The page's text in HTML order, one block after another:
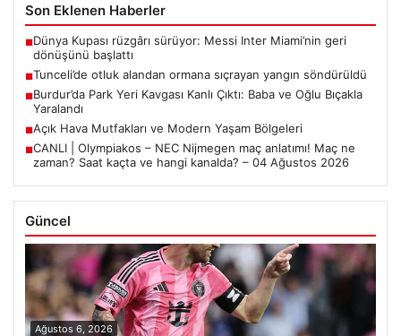
Son Eklenen Haberler
■Dünya Kupası rüzgârı sürüyor: Messi Inter Miami’nin geri
dönüşünü başlattı
■Tunceli’de otluk alandan ormana sıçrayan yangın söndürüldü
■Burdur’da Park Yeri Kavgası Kanlı Çıktı: Baba ve Oğlu Bıçakla
Yaralandı
■Açık Hava Mutfakları ve Modern Yaşam Bölgeleri
■CANLI | Olympiakos – NEC Nijmegen maç anlatımı! Maç ne
zaman? Saat kaçta ve hangi kanalda? – 04 Ağustos 2026
Güncel
Ağustos 6, 2026